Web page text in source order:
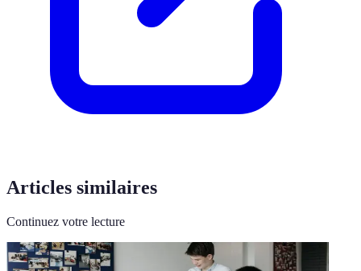
Articles similaires
Continuez votre lecture